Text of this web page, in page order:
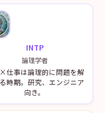
INTP
論理学者
仕事は論理的に問題を解
時期。研究、エンジニア
向き。